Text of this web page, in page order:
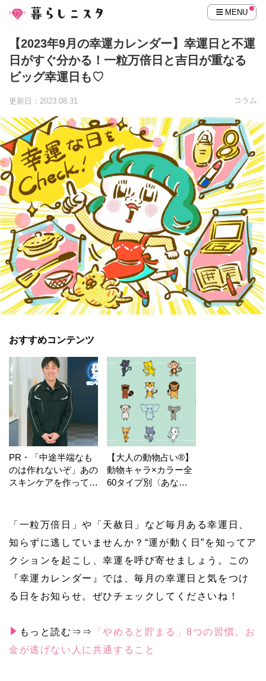
MENU
【2023年9月の幸運カレンダー】幸運日と不運
日がすぐ分かる！一粒万倍日と吉日が重なる
ビッグ幸運日も♡
更新日：2023.08.31 コラム
おすすめコンテンツ
PR・「中途半端なも
のは作れないぞ」あの
スキンケアを作ってい
【大人の動物占い®】
動物キャラ×カラー全
60タイプ別〈あなた
「一粒万倍日」や「天赦日」など毎月ある幸運日、
知らずに逃していませんか？“運が動く日”を知ってア
クションを起こし、幸運を呼び寄せましょう。この
『幸運カレンダー』では、毎月の幸運日と気をつけ
る日をお知らせ。ぜひチェックしてくださいね！
もっと読む⇒⇒
「やめると貯まる」8つの習慣。お
金が逃げない人に共通すること